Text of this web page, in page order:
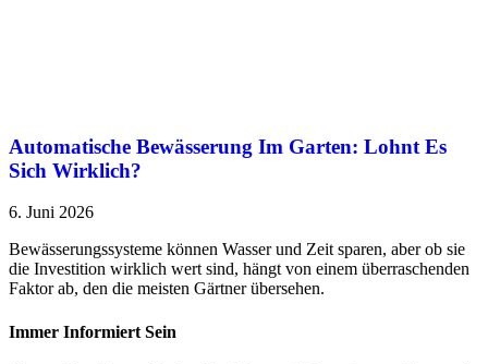
Automatische Bewässerung Im Garten: Lohnt Es
Sich Wirklich?
6. Juni 2026
Bewässerungssysteme können Wasser und Zeit sparen, aber ob sie
die Investition wirklich wert sind, hängt von einem überraschenden
Faktor ab, den die meisten Gärtner übersehen.
Immer Informiert Sein